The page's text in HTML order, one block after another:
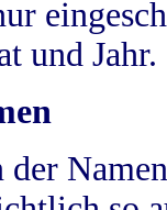
und Jahr.
der